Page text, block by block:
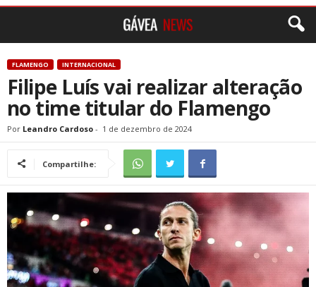
FLAMENGO INTERNACIONAL
Filipe Luís vai realizar alteração
no time titular do Flamengo
Por Leandro Cardoso - 1 de dezembro de 2024
Compartilhe: